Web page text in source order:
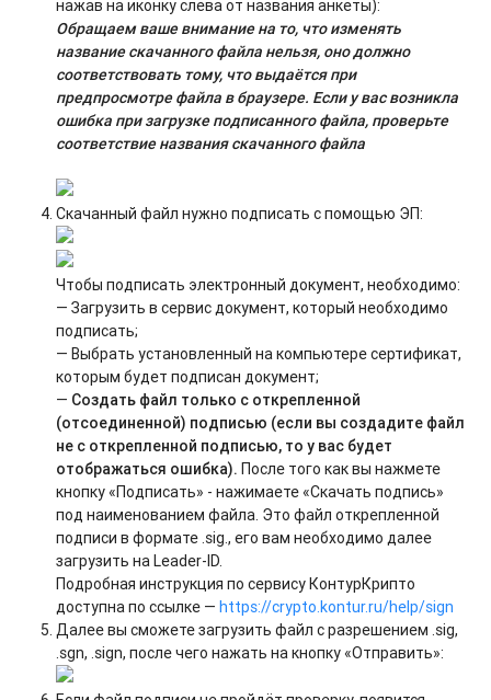
нажав на иконку слева от названия анкеты):
Обращаем ваше внимание на то, что изменять
название скачанного файла нельзя, оно должно
соответствовать тому, что выдаётся при
предпросмотре файла в браузере. Если у вас возникла
ошибка при загрузке подписанного файла, проверьте
соответствие названия скачанного файла
Скачанный файл нужно подписать с помощью ЭП:
Чтобы подписать электронный документ, необходимо:
— Загрузить в сервис документ, который необходимо
подписать;
— Выбрать установленный на компьютере сертификат,
которым будет подписан документ;
— Создать файл только с открепленной
(отсоединенной) подписью (если вы создадите файл
не с открепленной подписью, то у вас будет
отображаться ошибка). После того как вы нажмете
кнопку «Подписать» - нажимаете «Скачать подпись»
под наименованием файла. Это файл открепленной
подписи в формате .sig., его вам необходимо далее
загрузить на Leader-ID.
Подробная инструкция по сервису КонтурКрипто
доступна по ссылке —https://crypto.kontur.ru/help/sign
Далее вы сможете загрузить файл с разрешением .sig,
.sgn, .sign, после чего нажать на кнопку «Отправить»: